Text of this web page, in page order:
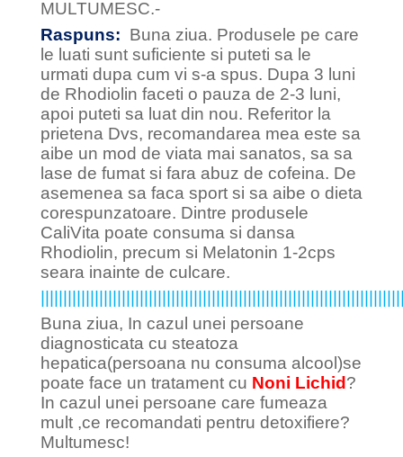
MULTUMESC.-
Raspuns: Buna ziua. Produsele pe care
le luati sunt suficiente si puteti sa le
urmati dupa cum vi s-a spus. Dupa 3 luni
de Rhodiolin faceti o pauza de 2-3 luni,
apoi puteti sa luat din nou. Referitor la
prietena Dvs, recomandarea mea este sa
aibe un mod de viata mai sanatos, sa sa
lase de fumat si fara abuz de cofeina. De
asemenea sa faca sport si sa aibe o dieta
corespunzatoare. Dintre produsele
CaliVita poate consuma si dansa
Rhodiolin, precum si Melatonin 1-2cps
seara inainte de culcare.
Buna ziua, In cazul unei persoane
diagnosticata cu steatoza
hepatica(persoana nu consuma alcool)se
poate face un tratament cu Noni Lichid?
In cazul unei persoane care fumeaza
mult ,ce recomandati pentru detoxifiere?
Multumesc!